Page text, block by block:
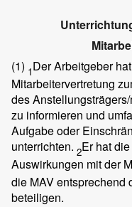
(1) 1Der Arbeitgeber
Mitarbeitervertretung
des
zu informieren und
Aufgabe oder
unterrichten. 2Er hat
Auswirkungen mit der
die MAV entsprechend
beteiligen.